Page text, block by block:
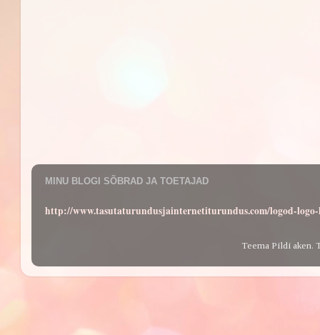
MINU BLOGI SÕBRAD JA TOETAJAD
http://www.tasutaturundusjainternetiturundus.com/logod-
Teema Pildi aken.